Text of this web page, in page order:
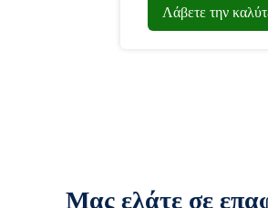
ενιαίος
Λάβετε την
Μας ελάτε σε